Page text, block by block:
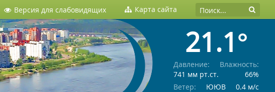
Версия для слабовидящих Карта сайта
21.1°
Давление:
741 мм рт.ст.
Влажность:
66%
Ветер:
ЮЮВ 0.4 м/c